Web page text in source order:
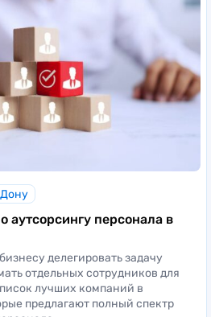
аутсорсингу персонала в
делегировать задачу
отдельных сотрудников для
лучших компаний в
предлагают полный спектр